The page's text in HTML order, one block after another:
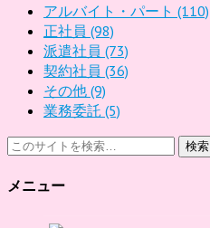
アルバイト・パート (110)
正社員 (98)
派遣社員 (73)
契約社員 (36)
その他 (9)
業務委託 (5)
検索
メニュー